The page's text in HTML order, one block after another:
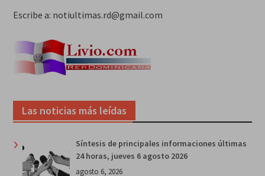
Escribe a: notiultimas.rd@gmail.com
Las noticias más leídas
Síntesis de principales informaciones últimas
24 horas, jueves 6 agosto 2026
agosto 6, 2026